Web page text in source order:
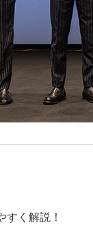
すく解説！